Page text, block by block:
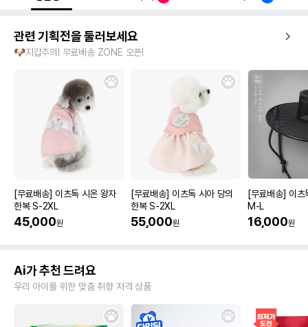
관련 기획전을 둘러보세요
🐶지갑주의! 무료배송 ZONE 오픈!
[무료배송] 이츠독 시온 왕자
한복 S-2XL
45,000원
[무료배송] 이츠독 시아 당의
한복 S-2XL
55,000원
[무료배송] 이츠
M-L
16,000원
Ai가 추천 드려요
우리 아이를 위한 맞춤 취향 저격 상품